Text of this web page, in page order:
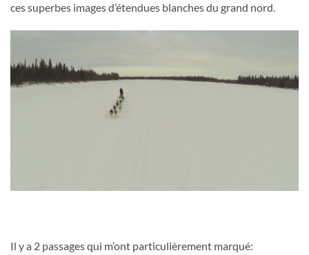
ces superbes images d’étendues blanches du grand nord.
Il y a 2 passages qui m’ont particulièrement marqué: